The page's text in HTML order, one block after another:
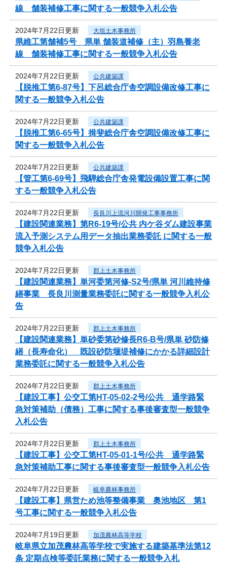
線 舗装補修工事に関する一般競争入札公告
2024年7月22日更新 大垣土木事務所
県維工第舗補5号 県単 舗装道補修（主）羽島養老
線 舗装補修工事に関する一般競争入札公告
2024年7月22日更新 公共建築課
【脱推工第6-87号】下呂総合庁舎空調設備改修工事に
関する一般競争入札公告
2024年7月22日更新 公共建築課
【脱推工第6-65号】揖斐総合庁舎空調設備改修工事に
関する一般競争入札公告
2024年7月22日更新 公共建築課
【管工第6-69号】飛騨総合庁舎発電設備設置工事に関
する一般競争入札公告
2024年7月22日更新 長良川上流河川開発工事事務所
【建設関連業務】第R6-19号/公共 内ケ谷ダム建設事業
流入予測システム用データ抽出業務委託 に関する一般
競争入札公告
2024年7月22日更新 郡上土木事務所
【建設関連業務】単河委第河修-S2号/県単 河川維持修
繕事業 長良川測量業務委託に関する一般競争入札公
告
2024年7月22日更新 郡上土木事務所
【建設関連業務】単砂委第砂修長R6-B号/県単 砂防修
繕（長寿命化） 既設砂防堰堤補修にかかる詳細設計
業務委託に関する一般競争入札公告
2024年7月22日更新 郡上土木事務所
【建設工事】公交工第HT-05-02-2号/公共 通学路緊
急対策補助（債務）工事に関する事後審査型一般競争
入札公告
2024年7月22日更新 郡上土木事務所
【建設工事】公交工第HT-05-01-1号/公共 通学路緊
急対策補助工事に関する事後審査型一般競争入札公告
2024年7月22日更新 岐阜農林事務所
【建設工事】県営ため池等整備事業 奥池地区 第1
号工事に関する一般競争入札公告
2024年7月19日更新 加茂農林高等学校
岐阜県立加茂農林高等学校で実施する建築基準法第12
条 定期点検等委託業務に関する一般競争入札